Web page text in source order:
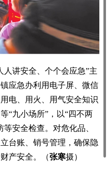
讲安全、个个会应急”主
应急办利用电子屏、微信
电、用火、用气安全知识
“九小场所”，以“四不两
安全检查。对危化品、
台账、销号管理，确保隐
产安全。（张寒摄）